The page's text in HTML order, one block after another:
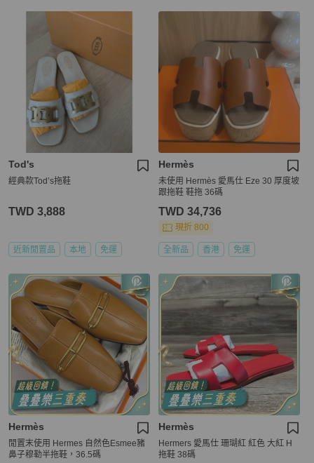
Tod's
經典款Tod’s拖鞋
TWD 3,888
近新閒置品 本地 免運
Hermès
未使用 Hermès 愛馬仕 Eze 30 厚度坡
跟拖鞋 鞋拖 36碼
TWD 34,736
現折 800
全新品 香港 免運
Hermès
閒置末使用 Hermes 自然色Esmee豬
鼻子穆勒半拖鞋，36.5碼
Hermès
Hermers 愛馬仕 珊瑚紅 紅色 大紅 H
拖鞋 38碼